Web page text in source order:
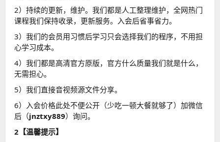
2）持续的更新，维护。我们都是人工整理维护，全网热门
课程我们保持收录，更新服务。入会后省事省力。
3）我们的会员用习惯后学习只会选择我们的程序，不用担
心学习成本。
4）我们都是高清官方原版，官方什么质量我们就是什么，
无需担心。
5）我们直接音视频源文件分享。
6）入会价格此处不便公开（少吃一顿大餐就够了）加微信
后（jnztxy889）询问。
2【温馨提示】